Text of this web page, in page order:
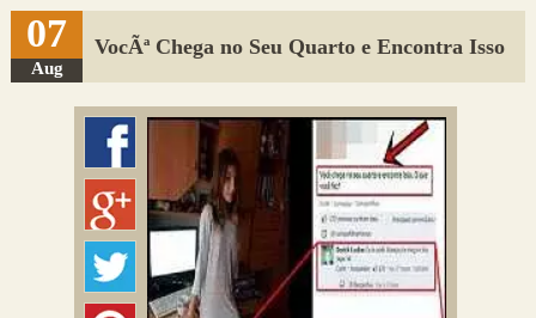
Sugerir Link
Adicionar Blog
Colmeia Exchange
07
Aug
VocÃª Chega no Seu Quarto e Encontra Isso